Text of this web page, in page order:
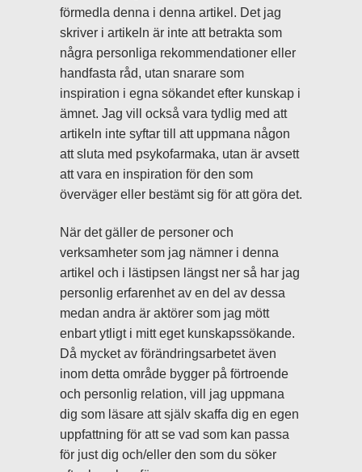
förmedla denna i denna artikel. Det jag
skriver i artikeln är inte att betrakta som
några personliga rekommendationer eller
handfasta råd, utan snarare som
inspiration i egna sökandet efter kunskap i
ämnet. Jag vill också vara tydlig med att
artikeln inte syftar till att uppmana någon
att sluta med psykofarmaka, utan är avsett
att vara en inspiration för den som
överväger eller bestämt sig för att göra det.
När det gäller de personer och
verksamheter som jag nämner i denna
artikel och i lästipsen längst ner så har jag
personlig erfarenhet av en del av dessa
medan andra är aktörer som jag mött
enbart ytligt i mitt eget kunskapssökande.
Då mycket av förändringsarbetet även
inom detta område bygger på förtroende
och personlig relation, vill jag uppmana
dig som läsare att själv skaffa dig en egen
uppfattning för att se vad som kan passa
för just dig och/eller den som du söker